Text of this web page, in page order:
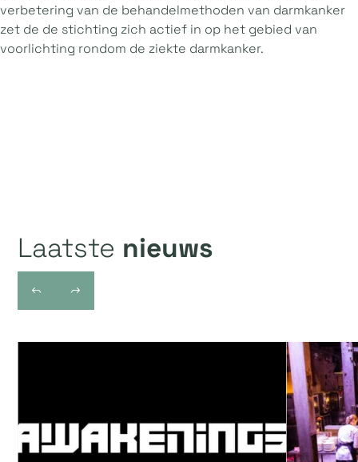
verbetering van de behandelmethoden van darmkanker
zet de de stichting zich actief in op het gebied van
voorlichting rondom de ziekte darmkanker.
Laatste nieuws